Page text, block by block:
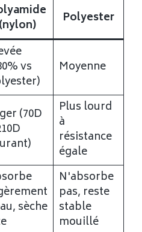
(nylon)
Polyester
vs
Moyenne
(70D
Plus lourd
à
résistance
égale
sèche
N'absorbe
pas, reste
stable
mouillé